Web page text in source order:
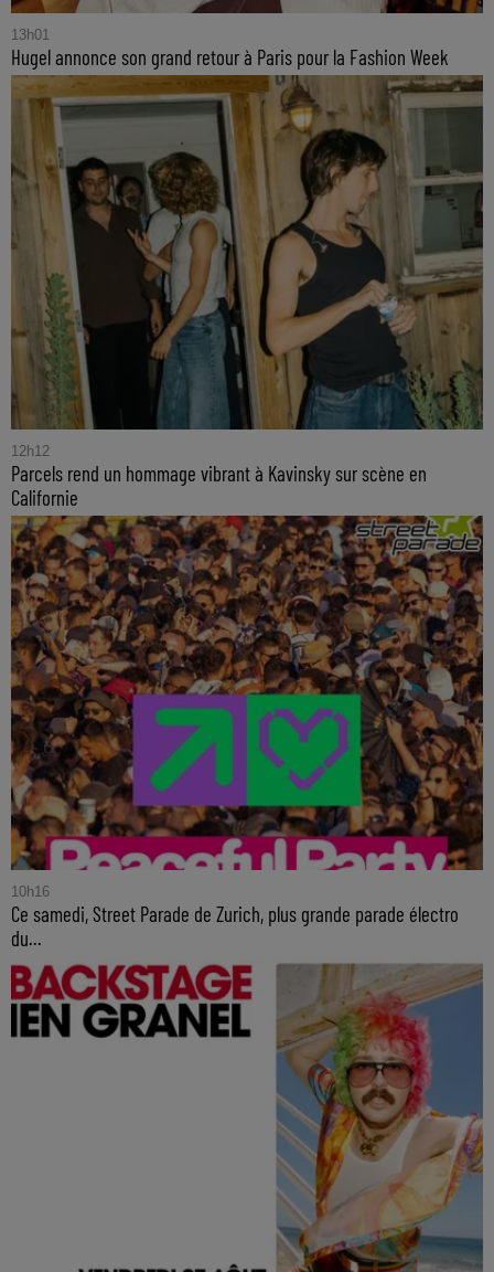
13h01
Hugel annonce son grand retour à Paris pour la Fashion Week
12h12
Parcels rend un hommage vibrant à Kavinsky sur scène en
Californie
10h16
Ce samedi, Street Parade de Zurich, plus grande parade électro
du...